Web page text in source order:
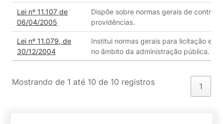
Lei nº 11.107 de
06/04/2005
Dispõe sobre normas gerais de
providências.
Lei nº 11.079, de
30/12/2004
Institui normas gerais para licitação e
no âmbito da administração pública.
Mostrando de 1 até 10 de 10 registros 1